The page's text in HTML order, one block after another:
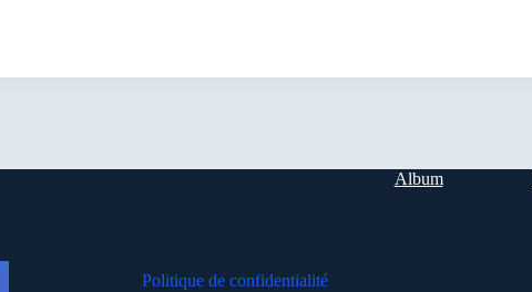
Album
Politique de confidentialité